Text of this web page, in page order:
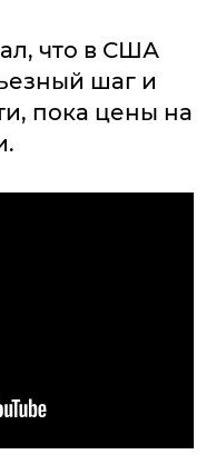
что в США
шаг и
пока цены на